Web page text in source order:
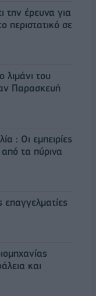
την έρευνα για
περιστατικό σε
λιμάνι του
Παρασκευή
: Οι εμπειρίες
τα πύρινα
επαγγελματίες
και